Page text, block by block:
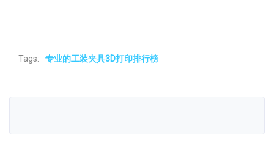
Tags: 专业的工装夹具3D打印排行榜